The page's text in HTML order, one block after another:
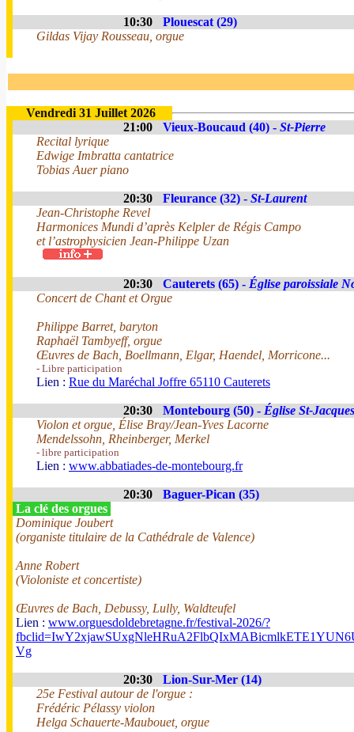
10:30
Plouescat (29)
Gildas Vijay Rousseau, orgue
Vendredi 31 Juillet 2026
21:00
Vieux-Boucaud (40) - St-Pierre
Recital lyrique
Edwige Imbratta cantatrice
Tobias Auer piano
20:30 Fleurance (32) - St-Laurent
Jean-Christophe Revel
Harmonices Mundi d’après Kelpler de Régis Campo
et l’astrophysicien Jean-Philippe Uzan
20:30 Cauterets (65) - Église paroissiale
Concert de Chant et Orgue
Philippe Barret, baryton
Raphaël Tambyeff, orgue
Œuvres de Bach, Boellmann, Elgar, Haendel, Morricone...
- Libre participation
Lien : Rue du Maréchal Joffre 65110 Cauterets
20:30 Montebourg (50) - Église St-Jacques
Violon et orgue, Élise Bray/Jean-Yves Lacorne
Mendelssohn, Rheinberger, Merkel
- libre participation
Lien : www.abbatiades-de-montebourg.fr
20:30
Baguer-Pican (35)
La clé des orgues
Dominique Joubert
(organiste titulaire de la Cathédrale de Valence)
Anne Robert
(Violoniste et concertiste)
Œuvres de Bach, Debussy, Lully, Waldteufel
Lien : www.orguesdoldebretagne.fr/festival-2026/?
Vg
20:30
Lion-Sur-Mer (14)
25e Festival autour de l'orgue :
Frédéric Pélassy violon
Helga Schauerte-Maubouet, orgue